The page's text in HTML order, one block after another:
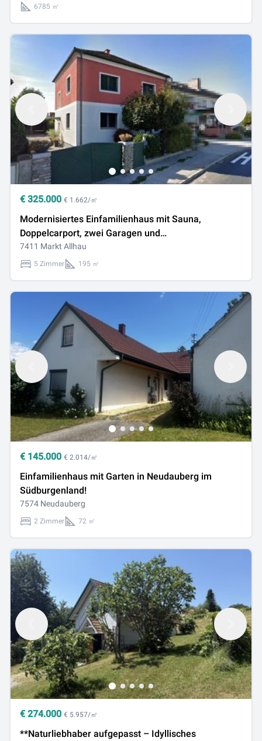
6785 ㎡
€ 325.000 € 1.662/㎡
Modernisiertes Einfamilienhaus mit Sauna,
Doppelcarport, zwei Garagen und
Nutzwasserbrunnen in zentraler Lage
7411 Markt Allhau
5 Zimmer 195 ㎡
€ 145.000 € 2.014/㎡
Einfamilienhaus mit Garten in Neudauberg im
Südburgenland!
7574 Neudauberg
2 Zimmer 72 ㎡
€ 274.000 € 5.957/㎡
**Naturliebhaber aufgepasst – Idyllisches